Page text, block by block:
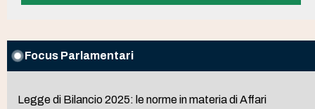
Focus Parlamentari
Legge di Bilancio 2025: le norme in materia di Affari